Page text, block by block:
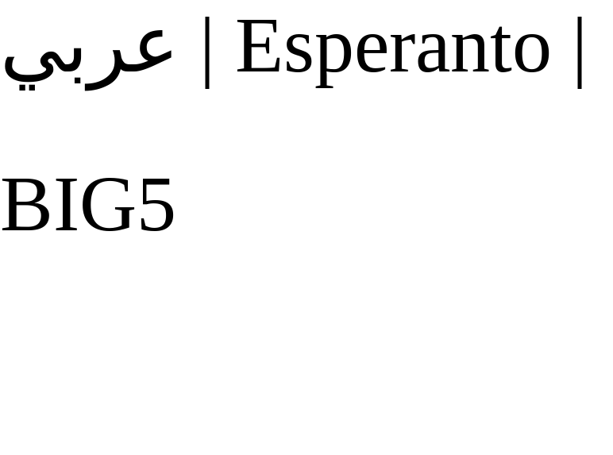
عربي | Esperanto |
BIG5